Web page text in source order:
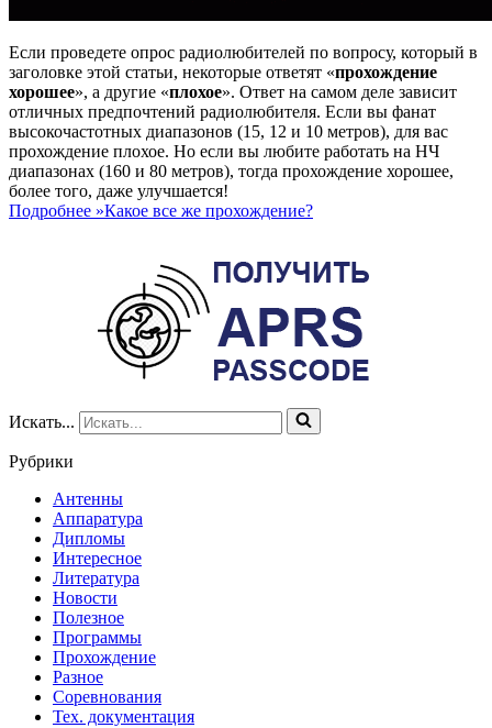
Если проведете опрос радиолюбителей по вопросу, который в
заголовке этой статьи, некоторые ответят «прохождение
хорошее», а другие «плохое». Ответ на самом деле зависит
отличных предпочтений радиолюбителя. Если вы фанат
высокочастотных диапазонов (15, 12 и 10 метров), для вас
прохождение плохое. Но если вы любите работать на НЧ
диапазонах (160 и 80 метров), тогда прохождение хорошее,
более того, даже улучшается!
Подробнее »Какое все же прохождение?
Искать...
Рубрики
Антенны
Аппаратура
Дипломы
Интересное
Литература
Новости
Полезное
Программы
Прохождение
Разное
Соревнования
Тех. документация